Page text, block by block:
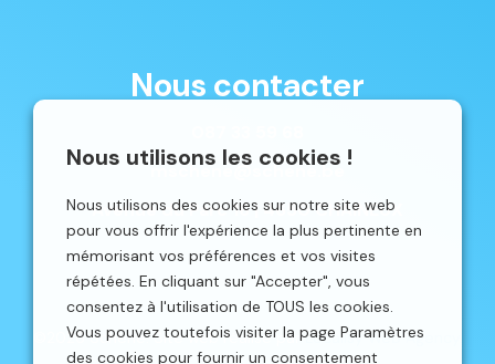
Nous utilisons les cookies !
Nous utilisons des cookies sur notre site web
pour vous offrir l'expérience la plus pertinente en
mémorisant vos préférences et vos visites
répétées. En cliquant sur "Accepter", vous
consentez à l'utilisation de TOUS les cookies.
Vous pouvez toutefois visiter la page Paramètres
des cookies pour fournir un consentement
Nous contacter
mschene@schene.be
Avenue du Parc 16 | 4650 CHAINEUX
©2026 Schêne. Site web réalisé parLocalisy Web Agency.